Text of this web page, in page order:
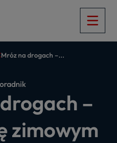
Mróz na drogach –...
–
zimowym